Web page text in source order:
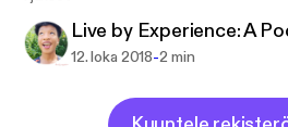
experiences as well!
Live by Experience: A
12. loka 2018-2 min